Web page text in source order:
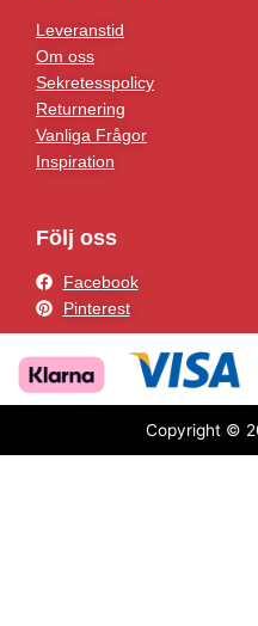
Leveranstid
Om oss
Sekretesspolicy
Returnering
Vanliga Frågor
Inspiration
Följ oss
Facebook
Pinterest
Copyright ©